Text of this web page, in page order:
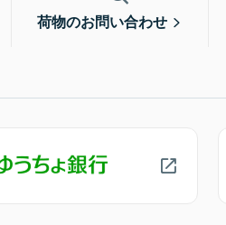
荷物のお問い合わせ